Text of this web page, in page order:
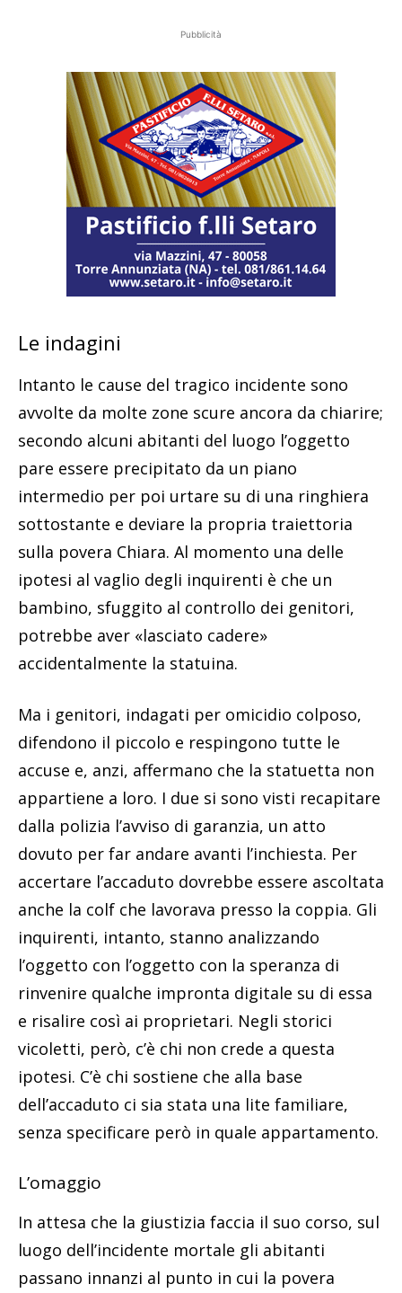
Pubblicità
Le indagini
Intanto le cause del tragico incidente sono
avvolte da molte zone scure ancora da chiarire;
secondo alcuni abitanti del luogo l’oggetto
pare essere precipitato da un piano
intermedio per poi urtare su di una ringhiera
sottostante e deviare la propria traiettoria
sulla povera Chiara. Al momento una delle
ipotesi al vaglio degli inquirenti è che un
bambino, sfuggito al controllo dei genitori,
potrebbe aver «lasciato cadere»
accidentalmente la statuina.
Ma i genitori, indagati per omicidio colposo,
difendono il piccolo e respingono tutte le
accuse e, anzi, affermano che la statuetta non
appartiene a loro. I due si sono visti recapitare
dalla polizia l’avviso di garanzia, un atto
dovuto per far andare avanti l’inchiesta. Per
accertare l’accaduto dovrebbe essere ascoltata
anche la colf che lavorava presso la coppia. Gli
inquirenti, intanto, stanno analizzando
l’oggetto con l’oggetto con la speranza di
rinvenire qualche impronta digitale su di essa
e risalire così ai proprietari. Negli storici
vicoletti, però, c’è chi non crede a questa
ipotesi. C’è chi sostiene che alla base
dell’accaduto ci sia stata una lite familiare,
senza specificare però in quale appartamento.
L’omaggio
In attesa che la giustizia faccia il suo corso, sul
luogo dell’incidente mortale gli abitanti
passano innanzi al punto in cui la povera